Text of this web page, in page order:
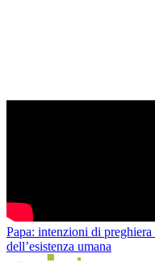
Papa: intenzioni di
dell’esistenza umana